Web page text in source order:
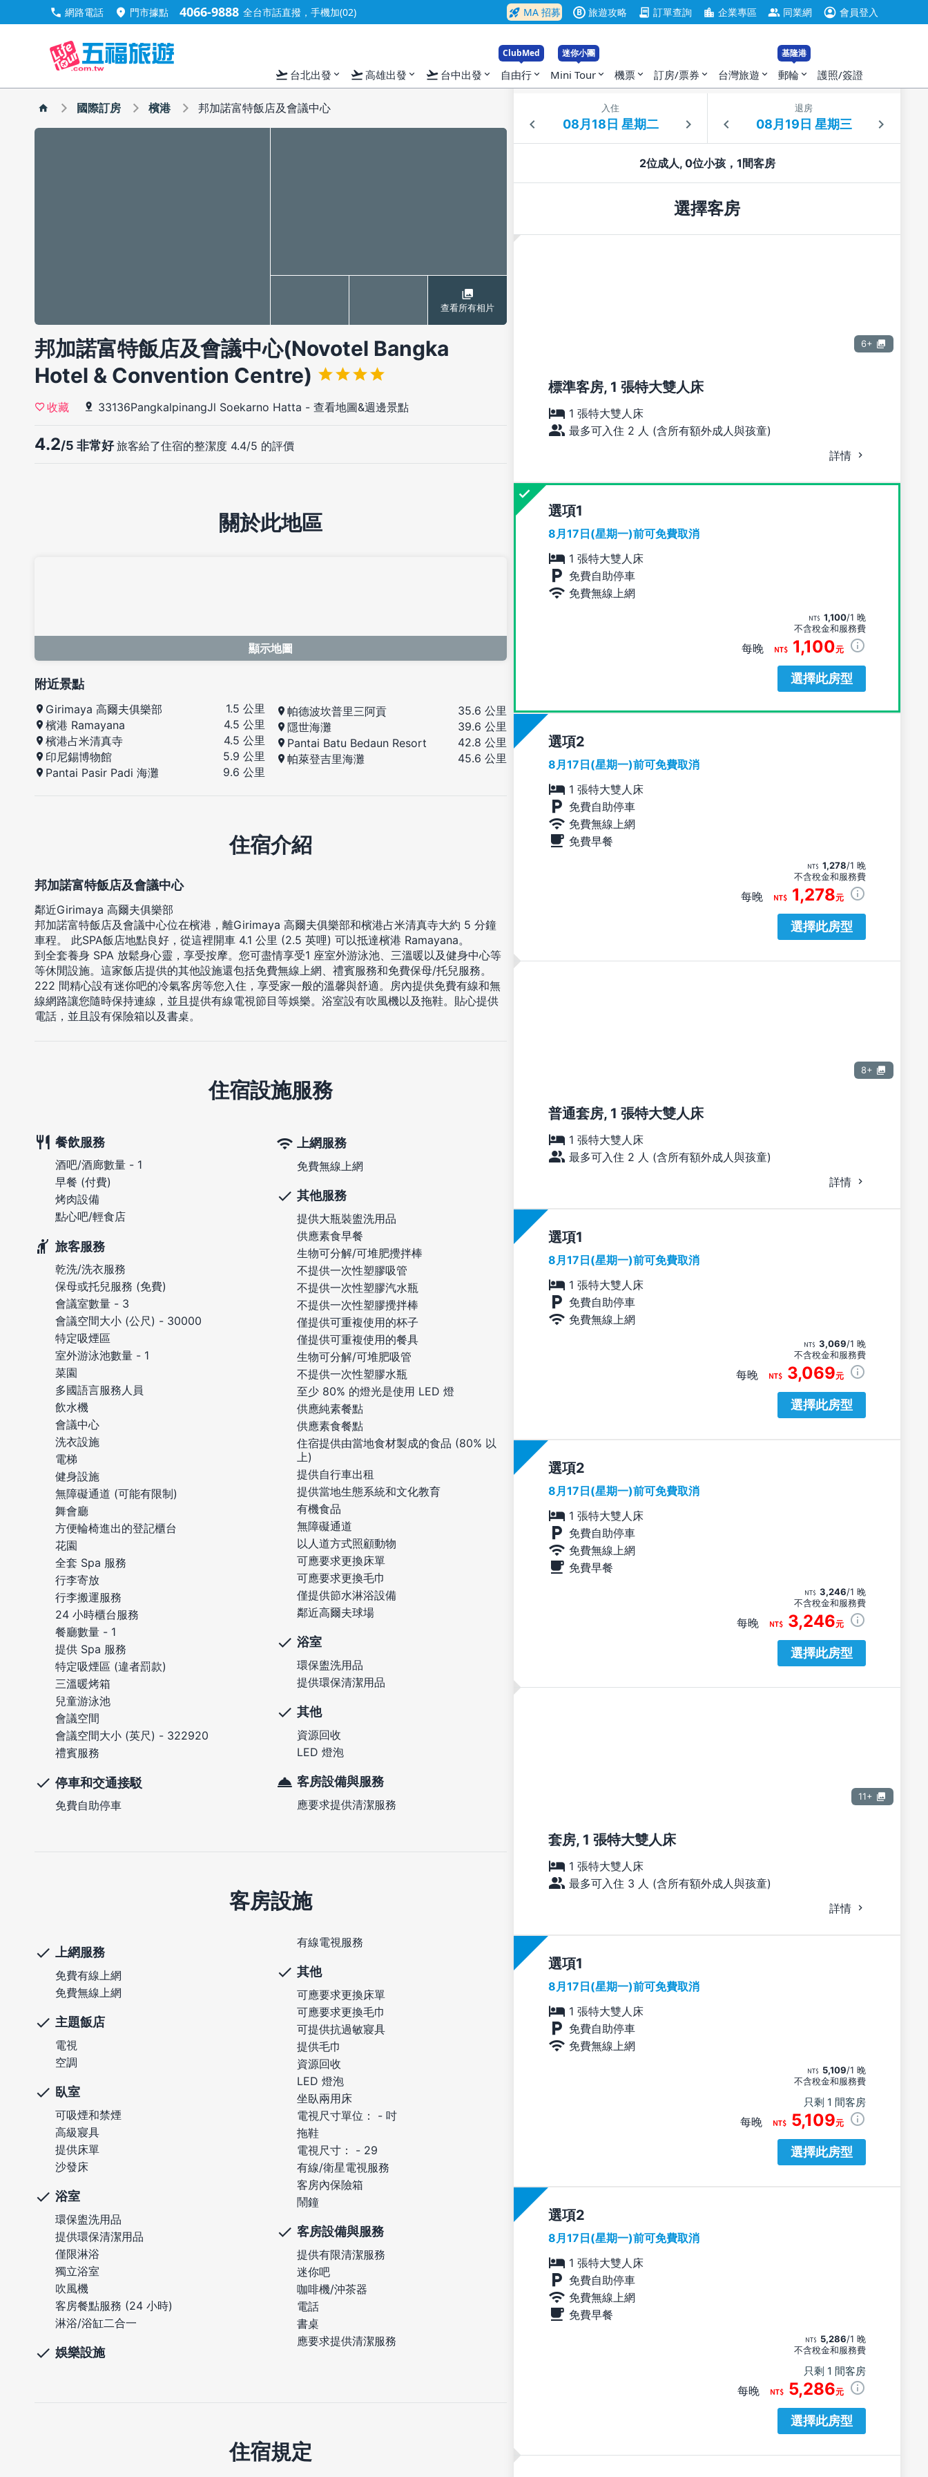
call 網路電話 location_on 門市據點 4066-9888 全台市話直撥，手機加(02) rocket_launch MA 招募 B 旅遊攻略 contract 訂單查詢 location_city 企業專區 group 同業網 account_circle 會員登入
flight_takeoff 台北出發 expand_more flight_takeoff高雄出發 expand_more flight_takeoff 台中出發 expand_more
ClubMed
自由行 expand_more
迷你小團
Mini Tour expand_more 機票 expand_more 訂房/票券 expand_more 台灣旅遊 expand_more
基隆港
郵輪 expand_more 護照/簽證
國際訂房 檳港 邦加諾富特飯店及會議中心
查看所有相片
邦加諾富特飯店及會議中心(Novotel Bangka
Hotel & Convention Centre)
收藏 33136PangkalpinangJl Soekarno Hatta - 查看地圖&週邊景點
4.2/5 非常好旅客給了住宿的整潔度 4.4/5 的評價
入住 退房
2位成人, 0位小孩，1間客房
選擇客房
6+
標準客房, 1 張特大雙人床
1 張特大雙人床
最多可入住 2 人 (含所有額外成人與孩童)
詳情
選項
8月17日(星期一)前可免費取消
1 張特大雙人床
免費自助停車
免費無線上網
1,100/1 晚
不含稅金和服務費
每晚 1,100元
選擇此房型
選項
8月17日(星期一)前可免費取消
1 張特大雙人床
免費自助停車
免費無線上網
免費早餐
1,278/1 晚
不含稅金和服務費
每晚 1,278元
選擇此房型
8+
普通套房, 1 張特大雙人床
1 張特大雙人床
最多可入住 2 人 (含所有額外成人與孩童)
詳情
選項
8月17日(星期一)前可免費取消
1 張特大雙人床
免費自助停車
免費無線上網
3,069/1 晚
不含稅金和服務費
每晚 3,069元
選擇此房型
選項
8月17日(星期一)前可免費取消
1 張特大雙人床
免費自助停車
免費無線上網
免費早餐
3,246/1 晚
不含稅金和服務費
每晚 3,246元
選擇此房型
11+
套房, 1 張特大雙人床
1 張特大雙人床
最多可入住 3 人 (含所有額外成人與孩童)
詳情
選項
8月17日(星期一)前可免費取消
1 張特大雙人床
免費自助停車
免費無線上網
5,109/1 晚
不含稅金和服務費
只剩 1 間客房
每晚 5,109元
選擇此房型
選項
8月17日(星期一)前可免費取消
1 張特大雙人床
免費自助停車
免費無線上網
免費早餐
5,286/1 晚
不含稅金和服務費
只剩 1 間客房
每晚 5,286元
選擇此房型
關於此地區
顯示地圖
附近景點
Girimaya 高爾夫俱樂部
1.5 公里
檳港 Ramayana
4.5 公里
檳港占米清真寺
4.5 公里
印尼錫博物館
5.9 公里
Pantai Pasir Padi 海灘
9.6 公里
帕德波坎普里三阿貢
35.6 公里
隱世海灘
39.6 公里
Pantai Batu Bedaun Resort
42.8 公里
帕萊登吉里海灘
45.6 公里
住宿介紹
邦加諾富特飯店及會議中心
鄰近Girimaya 高爾夫俱樂部
邦加諾富特飯店及會議中心位在檳港，離Girimaya 高爾夫俱樂部和檳港占米清真寺大約 5 分鐘
車程。 此SPA飯店地點良好，從這裡開車 4.1 公里 (2.5 英哩) 可以抵達檳港 Ramayana。
到全套養身 SPA 放鬆身心靈，享受按摩。您可盡情享受1 座室外游泳池、三溫暖以及健身中心等
等休閒設施。這家飯店提供的其他設施還包括免費無線上網、禮賓服務和免費保母/托兒服務。
222 間精心設有迷你吧的冷氣客房等您入住，享受家一般的溫馨與舒適。房內提供免費有線和無
線網路讓您隨時保持連線，並且提供有線電視節目等娛樂。浴室設有吹風機以及拖鞋。貼心提供
電話，並且設有保險箱以及書桌。
住宿設施服務
餐飲服務
酒吧/酒廊數量 - 1
早餐 (付費)
烤肉設備
點心吧/輕食店
旅客服務
乾洗/洗衣服務
保母或托兒服務 (免費)
會議室數量 - 3
會議空間大小 (公尺) - 30000
特定吸煙區
室外游泳池數量 - 1
菜園
多國語言服務人員
飲水機
會議中心
洗衣設施
電梯
健身設施
無障礙通道 (可能有限制)
舞會廳
方便輪椅進出的登記櫃台
花園
全套 Spa 服務
行李寄放
行李搬運服務
24 小時櫃台服務
餐廳數量 - 1
提供 Spa 服務
特定吸煙區 (違者罰款)
三溫暖烤箱
兒童游泳池
會議空間
會議空間大小 (英尺) - 322920
禮賓服務
停車和交通接駁
免費自助停車
上網服務
免費無線上網
其他服務
提供大瓶裝盥洗用品
供應素食早餐
生物可分解/可堆肥攪拌棒
不提供一次性塑膠吸管
不提供一次性塑膠汽水瓶
不提供一次性塑膠攪拌棒
僅提供可重複使用的杯子
僅提供可重複使用的餐具
生物可分解/可堆肥吸管
不提供一次性塑膠水瓶
至少 80% 的燈光是使用 LED 燈
供應純素餐點
供應素食餐點
住宿提供由當地食材製成的食品 (80% 以
上)
提供自行車出租
提供當地生態系統和文化教育
有機食品
無障礙通道
以人道方式照顧動物
可應要求更換床單
可應要求更換毛巾
僅提供節水淋浴設備
鄰近高爾夫球場
浴室
環保盥洗用品
提供環保清潔用品
其他
資源回收
LED 燈泡
客房設備與服務
應要求提供清潔服務
客房設施
上網服務
免費有線上網
免費無線上網
主題飯店
電視
空調
臥室
可吸煙和禁煙
高級寢具
提供床單
沙發床
浴室
環保盥洗用品
提供環保清潔用品
僅限淋浴
獨立浴室
吹風機
客房餐點服務 (24 小時)
淋浴/浴缸二合一
娛樂設施
有線電視服務
其他
可應要求更換床單
可應要求更換毛巾
可提供抗過敏寢具
提供毛巾
資源回收
LED 燈泡
坐臥兩用床
電視尺寸單位： - 吋
拖鞋
電視尺寸： - 29
有線/衛星電視服務
客房內保險箱
鬧鐘
客房設備與服務
提供有限清潔服務
迷你吧
咖啡機/沖茶器
電話
書桌
應要求提供清潔服務
住宿規定